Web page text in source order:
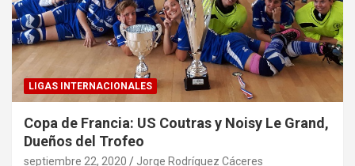
LIGAS INTERNACIONALES
Copa de Francia: US Coutras y Noisy Le Grand,
Dueños del Trofeo
septiembre 22, 2020 Jorge Rodríguez Cáceres